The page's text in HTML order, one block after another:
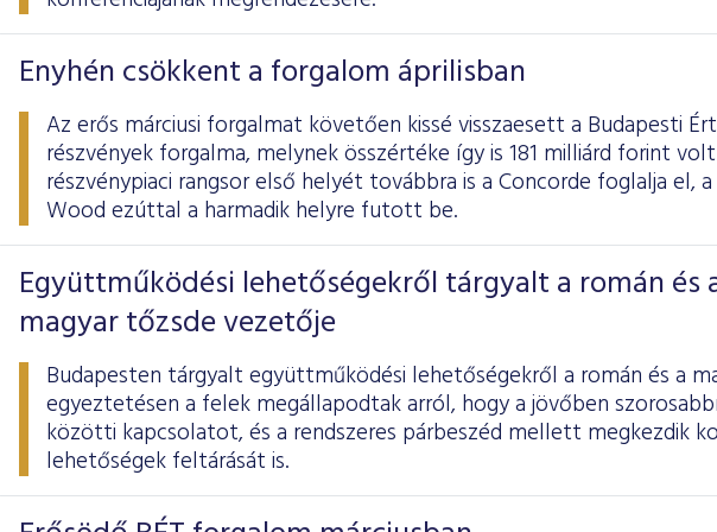
Enyhén csökkent a forgalom áprilisban
Az erős márciusi forgalmat követően kissé visszaesett a Budapesti
részvények forgalma, melynek összértéke így is 181 milliárd forint
részvénypiaci rangsor első helyét továbbra is a Concorde foglalja el,
Wood ezúttal a harmadik helyre futott be.
Együttműködési lehetőségekről tárgyalt a román és
magyar tőzsde vezetője
Budapesten tárgyalt együttműködési lehetőségekről a román és a
egyeztetésen a felek megállapodtak arról, hogy a jövőben
közötti kapcsolatot, és a rendszeres párbeszéd mellett megkezdik
lehetőségek feltárását is.